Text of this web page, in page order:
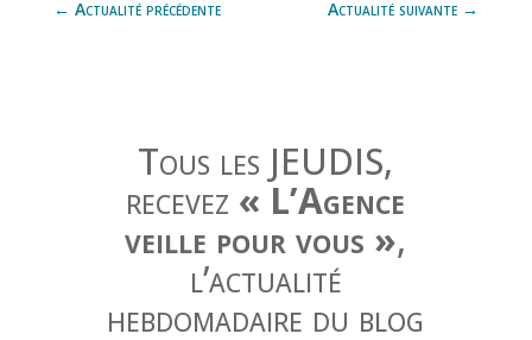
← Actualité précédente Actualité suivante →
Tous les JEUDIS,
recevez « L’Agence
veille pour vous »,
l’actualité
hebdomadaire du blog